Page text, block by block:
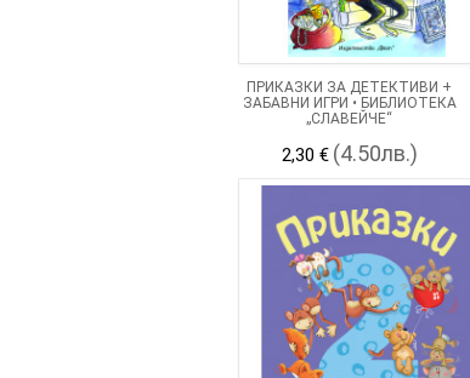
ПРИКАЗКИ ЗА ДЕТЕКТИВИ +
ЗАБАВНИ ИГРИ • БИБЛИОТЕКА
„СЛАВЕЙЧЕ“
2,30 € (4.50лв.)